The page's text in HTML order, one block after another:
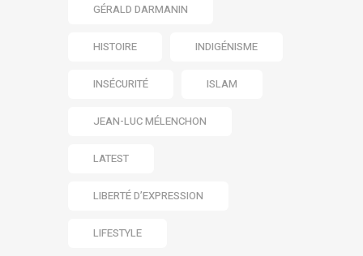
GÉRALD DARMANIN
HISTOIRE INDIGÉNISME
INSÉCURITÉ ISLAM
JEAN-LUC MÉLENCHON
LATEST
LIBERTÉ D’EXPRESSION
LIFESTYLE